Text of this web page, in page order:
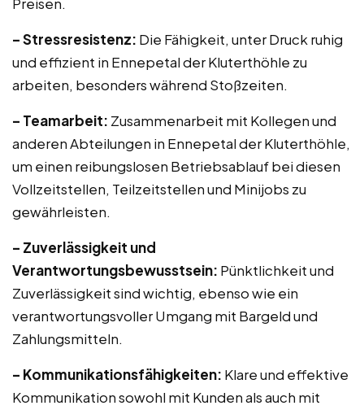
– Stressresistenz: Die Fähigkeit, unter Druck ruhig
und effizient in Ennepetal der Kluterthöhle zu
arbeiten, besonders während Stoßzeiten.
– Teamarbeit: Zusammenarbeit mit Kollegen und
anderen Abteilungen in Ennepetal der Kluterthöhle,
um einen reibungslosen Betriebsablauf bei diesen
Vollzeitstellen, Teilzeitstellen und Minijobs zu
gewährleisten.
– Zuverlässigkeit und
Verantwortungsbewusstsein: Pünktlichkeit und
Zuverlässigkeit sind wichtig, ebenso wie ein
verantwortungsvoller Umgang mit Bargeld und
Zahlungsmitteln.
– Kommunikationsfähigkeiten: Klare und effektive
Kommunikation sowohl mit Kunden als auch mit